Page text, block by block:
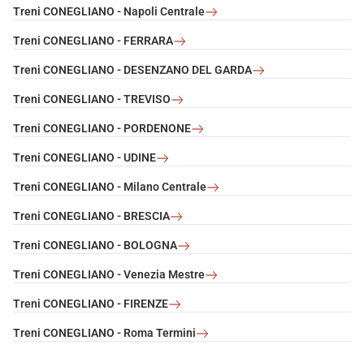
Treni CONEGLIANO - Napoli Centrale
Treni CONEGLIANO - FERRARA
Treni CONEGLIANO - DESENZANO DEL GARDA
Treni CONEGLIANO - TREVISO
Treni CONEGLIANO - PORDENONE
Treni CONEGLIANO - UDINE
Treni CONEGLIANO - Milano Centrale
Treni CONEGLIANO - BRESCIA
Treni CONEGLIANO - BOLOGNA
Treni CONEGLIANO - Venezia Mestre
Treni CONEGLIANO - FIRENZE
Treni CONEGLIANO - Roma Termini